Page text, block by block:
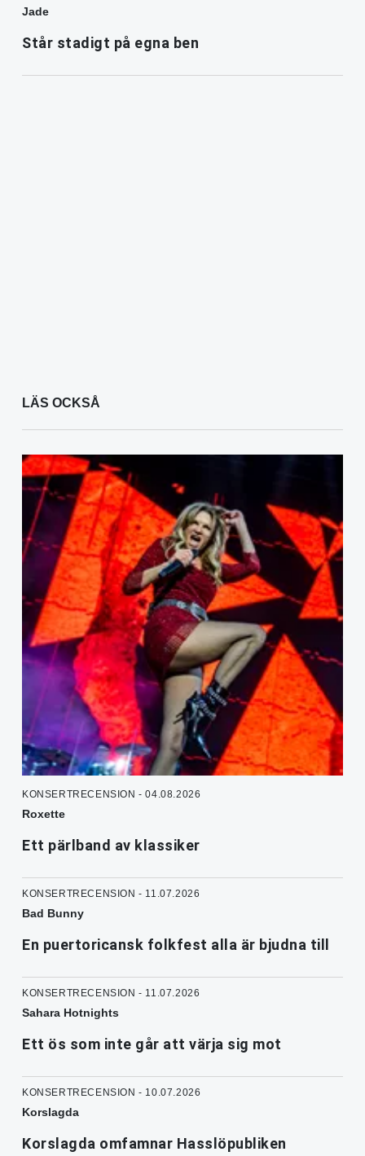
Jade
Står stadigt på egna ben
LÄS OCKSÅ
KONSERTRECENSION - 04.08.2026
Roxette
Ett pärlband av klassiker
KONSERTRECENSION - 11.07.2026
Bad Bunny
En puertoricansk folkfest alla är bjudna till
KONSERTRECENSION - 11.07.2026
Sahara Hotnights
Ett ös som inte går att värja sig mot
KONSERTRECENSION - 10.07.2026
Korslagda
Korslagda omfamnar Hasslöpubliken